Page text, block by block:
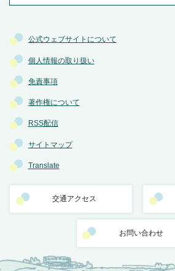
公式ウェブサイトについて
個人情報の取り扱い
免責事項
著作権について
RSS配信
サイトマップ
Translate
交通アクセス
お問い合わせ